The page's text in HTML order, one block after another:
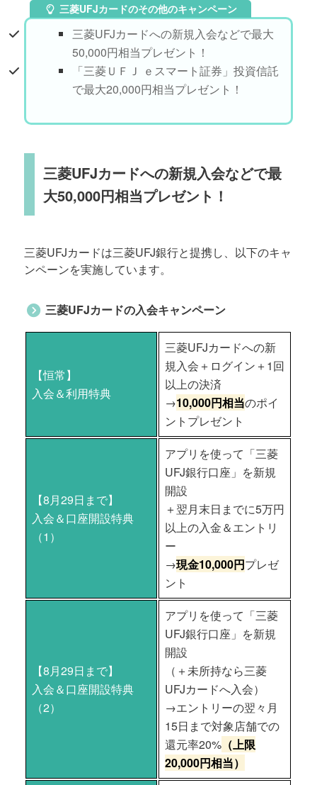
三菱UFJカードのその他のキャンペーン
三菱UFJカードへの新規入会などで最大
50,000円相当プレゼント！
「三菱ＵＦＪ ｅスマート証券」投資信託
で最大20,000円相当プレゼント！
三菱UFJカードへの新規入会などで最
大50,000円相当プレゼント！
三菱UFJカードは三菱UFJ銀行と提携し、以下のキャ
ンペーンを実施しています。
三菱UFJカードの入会キャンペーン
【恒常】
入会＆利用特典
三菱UFJカードへの新
規入会＋ログイン＋1回
以上の決済
→10,000円相当のポイ
ントプレゼント
【8月29日まで】
入会＆口座開設特典
（1）
アプリを使って「三菱
UFJ銀行口座」を新規
開設
＋翌月末日までに5万円
以上の入金＆エントリ
ー
→現金10,000円プレゼ
ント
【8月29日まで】
入会＆口座開設特典
（2）
アプリを使って「三菱
UFJ銀行口座」を新規
開設
（＋未所持なら三菱
UFJカードへ入会）
→エントリーの翌々月
15日まで対象店舗での
還元率20% （上限
20,000円相当）